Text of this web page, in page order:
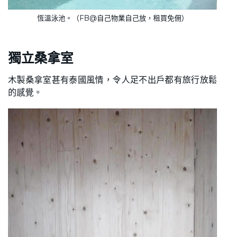
恆溫泳池。（FB@自己物業自己放，租買免佣）
獨立桑拿室
木製桑拿室甚有泰國風情，令人足不出戶都有旅行放鬆
的感覺。